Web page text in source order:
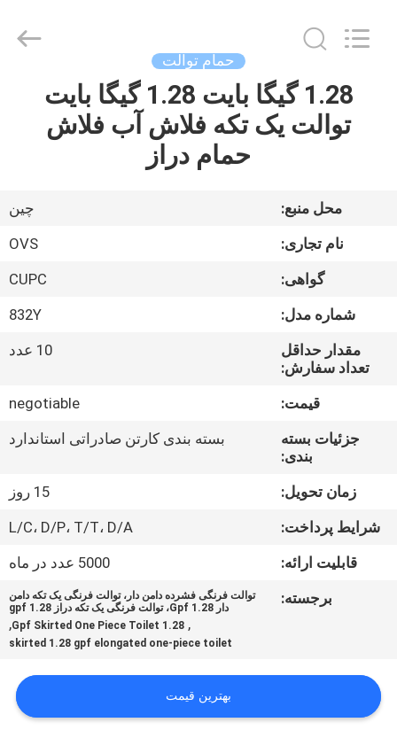
صفحه
اصلی
درباره
کارخانه
کیفیت
ما
تماس
موارد
حمام توالت
1.28 گیگا بایت 1.28 گیگا بایت
توالت یک تکه فلاش آب فلاش
حمام دراز
محل منبع:
چین
نام تجاری:
OVS
گواهی:
CUPC
شماره مدل:
832Y
مقدار حداقل
تعداد سفارش:
10 عدد
قیمت:
negotiable
جزئیات بسته
بندی:
بسته بندی کارتن صادراتی استاندارد
زمان تحویل:
15 روز
شرایط پرداخت:
L/C، D/P، T/T، D/A
قابلیت ارائه:
5000 عدد در ماه
برجسته:
توالت فرنگی فشرده دامن دار، توالت فرنگی یک تکه دامن
دار 1.28 Gpf، توالت فرنگی یک تکه دراز 1.28 gpf
,
1.28 Gpf Skirted One Piece Toilet
,
skirted 1.28 gpf elongated one-piece toilet
بهترین قیمت